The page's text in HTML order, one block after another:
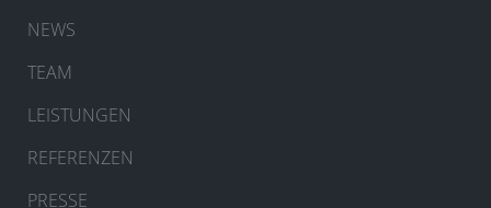
NEWS
TEAM
LEISTUNGEN
REFERENZEN
PRESSE